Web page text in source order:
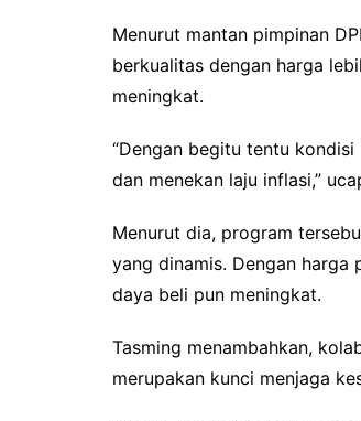
Menurut mantan pimpinan
berkualitas dengan harga
meningkat.
“Dengan begitu tentu
dan menekan laju inflasi,”
Menurut dia, program
yang dinamis. Dengan harga
daya beli pun meningkat.
Tasming menambahkan,
merupakan kunci menjaga